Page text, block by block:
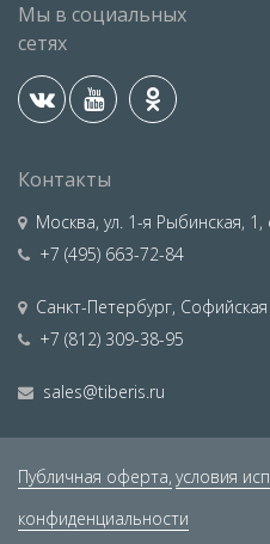
Мы в социальных
сетях
Контакты
Москва, ул. 1-я Рыбинская,
+7 (495) 663-72-84
Санкт-Петербург, Софийская
+7 (812) 309-38-95
sales@tiberis.ru
Публичная оферта, условия
конфиденциальности